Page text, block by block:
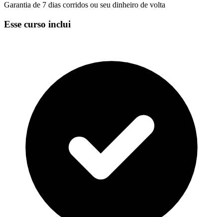
Garantia de 7 dias corridos ou seu dinheiro de volta
Esse curso inclui